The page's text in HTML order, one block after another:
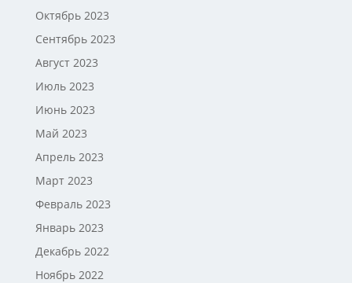
Октябрь 2023
Сентябрь 2023
Август 2023
Июль 2023
Июнь 2023
Май 2023
Апрель 2023
Март 2023
Февраль 2023
Январь 2023
Декабрь 2022
Ноябрь 2022